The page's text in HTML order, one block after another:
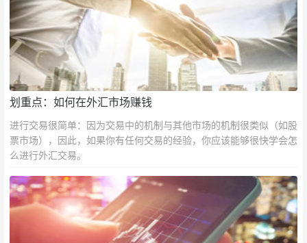
划重点：如何在外汇市场赚钱
进行交易很简单：因为交易中的机制与其他市场的机制很类似（如股
票市场），因此，如果你有任何交易的经验，你应该能够很快学会怎
么进行外汇交易。